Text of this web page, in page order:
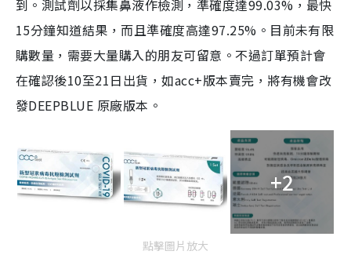
到。測試劑以採集鼻液作檢測，準確度達99.03%，最快
15分鐘知道結果，而且準確度高達97.25%。目前未有限
購數量，需要大量購入的朋友可留意。不過訂單預計會
在確認後10至21日出貨，如acc+版本賣完，將有機會改
發DEEPBLUE 原廠版本。
+2
點擊圖片放大